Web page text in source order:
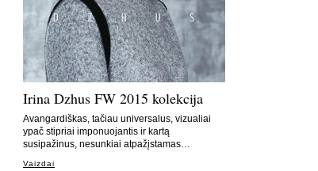
Irina Dzhus FW 2015 kolekcija
Avangardiškas, tačiau universalus, vizualiai
ypač stipriai imponuojantis ir kartą
susipažinus, nesunkiai atpažįstamas…
Vaizdai